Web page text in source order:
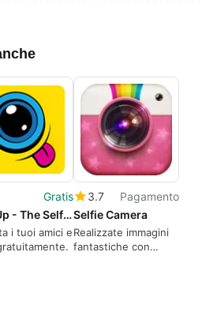
Gratis
Face Up - The Selfie Game
i tuoi amici e
3.7
Pagamento
Selfie Camera
Realizzate immagini
fantastiche con